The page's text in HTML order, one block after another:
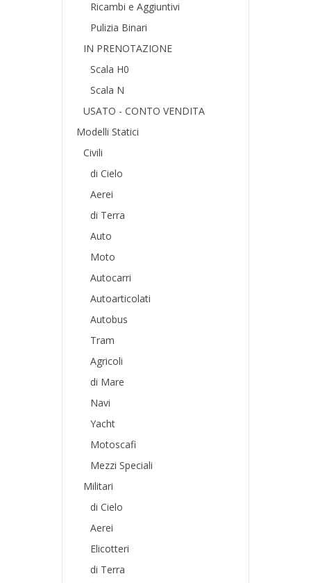
Ricambi e Aggiuntivi
Pulizia Binari
IN PRENOTAZIONE
Scala H0
Scala N
USATO - CONTO VENDITA
Modelli Statici
Civili
di Cielo
Aerei
di Terra
Auto
Moto
Autocarri
Autoarticolati
Autobus
Tram
Agricoli
di Mare
Navi
Yacht
Motoscafi
Mezzi Speciali
Militari
di Cielo
Aerei
Elicotteri
di Terra